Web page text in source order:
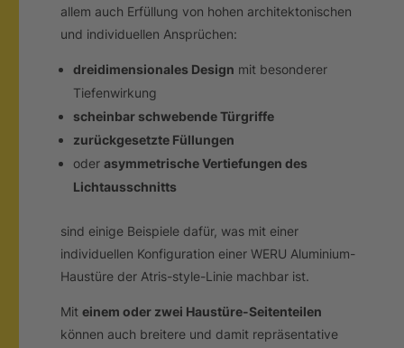
allem auch Erfüllung von hohen architektonischen
und individuellen Ansprüchen:
dreidimensionales Design mit besonderer
Tiefenwirkung
scheinbar schwebende Türgriffe
zurückgesetzte Füllungen
oderasymmetrische Vertiefungen des
Lichtausschnitts
sind einige Beispiele dafür, was mit einer
individuellen Konfiguration einer WERU Aluminium-
Haustüre der Atris-style-Linie machbar ist.
Miteinem oder zwei Haustüre-Seitenteilen
können auch breitere und damit repräsentative